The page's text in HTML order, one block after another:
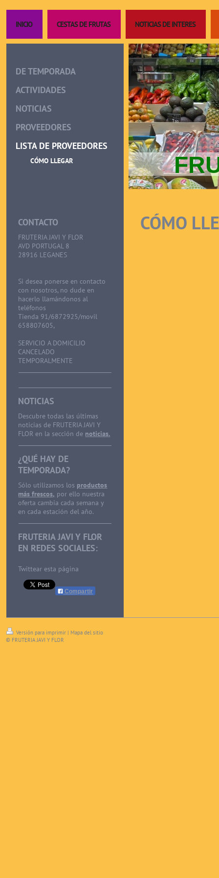
INICIO CESTAS DE FRUTAS NOTICIAS DE INTERES
DE TEMPORADA
ACTIVIDADES
NOTICIAS
PROVEEDORES
LISTA DE PROVEEDORES
CÓMO LLEGAR
CONTACTO
FRUTERIA JAVI Y FLOR
AVD PORTUGAL 8
28916 LEGANES
Si desea ponerse en contacto
con nosotros, no dude en
hacerlo llamándonos al
teléfonos
Tienda 91/6872925/movil
658807605,
SERVICIO A DOMICILIO
CANCELADO
TEMPORALMENTE
NOTICIAS
Descubre todas las últimas
noticias de FRUTERIA JAVI Y
FLOR en la sección de noticias.
¿QUÉ HAY DE
TEMPORADA?
Sólo utilizamos los productos
más frescos, por ello nuestra
oferta cambia cada semana y
en cada estación del año.
FRUTERIA JAVI Y FLOR
EN REDES SOCIALES:
Twittear esta página
Compartir
CÓMO
Versión para imprimir | Mapa del sitio
© FRUTERIA JAVI Y FLOR